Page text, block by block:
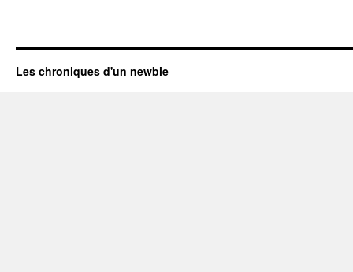
Les chroniques d'un newbie